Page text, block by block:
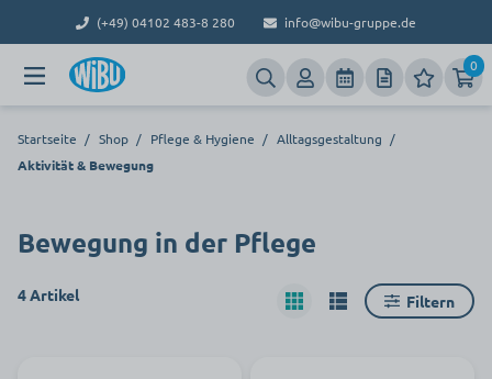
(+49) 04102 483-8 280 info@wibu-gruppe.de
0
Startseite / Shop / Pflege & Hygiene / Alltagsgestaltung /
Aktivität & Bewegung
Bewegung in der Pflege
4 Artikel Filtern